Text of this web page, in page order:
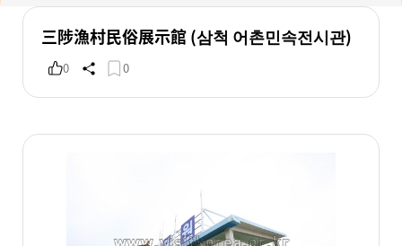
三陟漁村民俗展示館 (삼척 어촌민속전시관)
0 0